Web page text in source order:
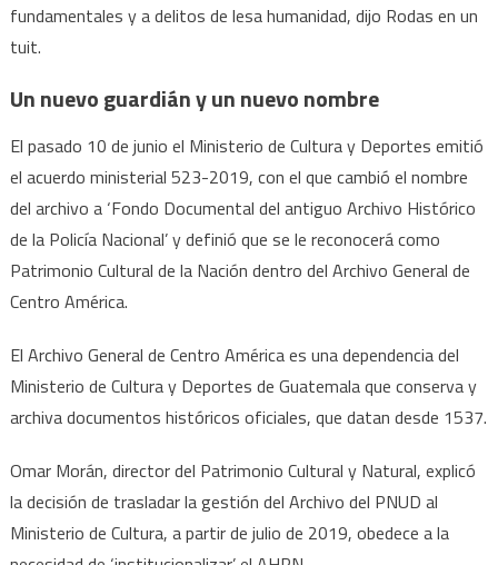
fundamentales y a delitos de lesa humanidad, dijo Rodas en un
tuit.
Un nuevo guardián y un nuevo nombre
El pasado 10 de junio el Ministerio de Cultura y Deportes emitió
el acuerdo ministerial 523-2019, con el que cambió el nombre
del archivo a ‘Fondo Documental del antiguo Archivo Histórico
de la Policía Nacional’ y definió que se le reconocerá como
Patrimonio Cultural de la Nación dentro del Archivo General de
Centro América.
El Archivo General de Centro América es una dependencia del
Ministerio de Cultura y Deportes de Guatemala que conserva y
archiva documentos históricos oficiales, que datan desde 1537.
Omar Morán, director del Patrimonio Cultural y Natural, explicó
la decisión de trasladar la gestión del Archivo del PNUD al
Ministerio de Cultura, a partir de julio de 2019, obedece a la